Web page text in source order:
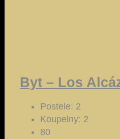
Byt – Los
Postele: 2
Koupelny: 2
80